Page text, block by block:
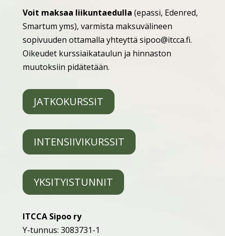
Voit maksaa liikuntaedulla (epassi, Edenred,
Smartum yms), varmista maksuvälineen
sopivuuden ottamalla yhteyttä sipoo@itcca.fi.
Oikeudet kurssiaikataulun ja hinnaston
muutoksiin pidätetään.
JATKOKURSSIT
INTENSIIVIKURSSIT
YKSITYISTUNNIT
ITCCA Sipoo ry
Y-tunnus: 3083731-1